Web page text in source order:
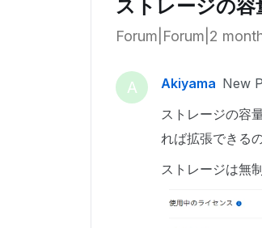
ストレージの
Forum|Forum|2
A Akiyama New
ストレージの容
れば拡張できる
ストレージは無